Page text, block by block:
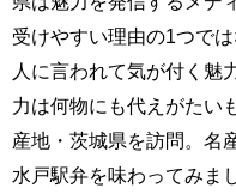
受けやすい理由の1つで
人に言われて気が付く魅
力は何物にも代えがたい
産地・茨城県を訪問。名
水戸駅弁を味わってみま